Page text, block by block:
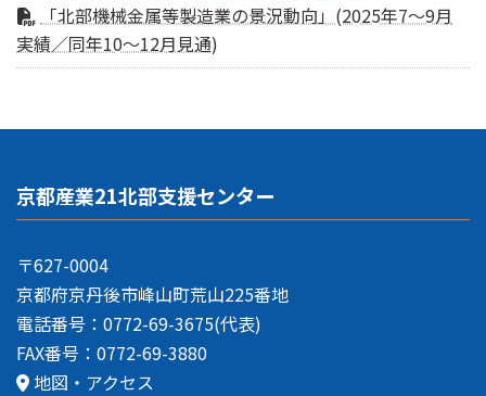
「北部機械金属等製造業の景況動向」(2025年7～9月
実績／同年10～12月見通)
京都産業21北部支援センター
〒627-0004
京都府京丹後市峰山町荒山225番地
電話番号：0772-69-3675(代表)
FAX番号：0772-69-3880
地図・アクセス